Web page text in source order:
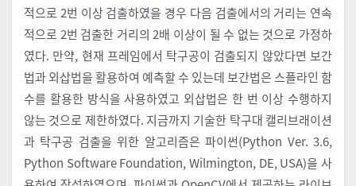
적으로 2번 이상 검출하였을 경우 다음 검출에서의 거리는 연속
적으로 2번 검출한 거리의 2배 이상이 될 수 없는 것으로 가정하
였다. 만약, 현재 프레임에서 탁구공이 검출되지 않았다면 보간
법과 외삽법을 활용하여 예측할 수 있는데 보간법은 스플라인 함
수를 활용한 방식을 사용하였고 외삽법은 한 번 이상 수행하지
않는 것으로 제한하였다. 지금까지 기술한 탁구대 캘리브래이션
과 탁구공 검출을 위한 알고리즘은 파이썬(Python Ver. 3.6,
Python Software Foundation, Wilmington, DE, USA)을 사